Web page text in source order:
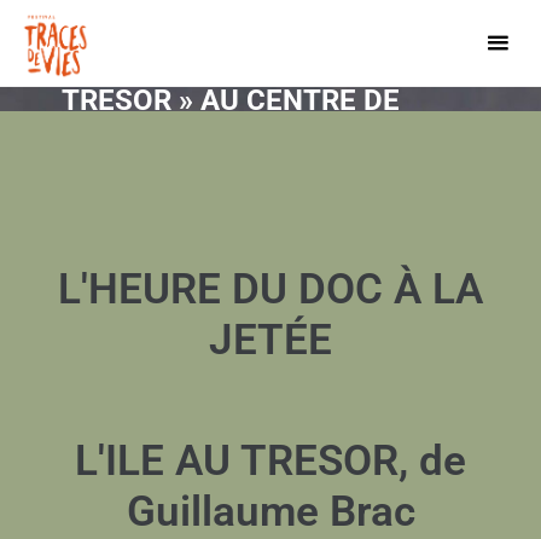
25 FEVRIER • « L’ILE AU
TRESOR » AU CENTRE DE
L'HEURE DU DOC À LA
JETÉE
L'ILE AU TRESOR, de
Guillaume Brac